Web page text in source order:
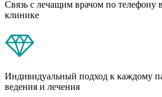
Связь с лечащим врачом по телефону
клинике
Индивидуальный подход к каждому
ведения и лечения